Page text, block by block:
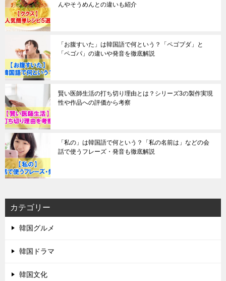
んやそうめんとの違いも紹介
「お腹すいた」は韓国語で何という？「ペゴプダ」と
「ペゴパ」の違いや発音を徹底解説
賢い医師生活の打ち切り理由とは？シリーズ3の製作実現
性や作品への評価から考察
「私の」は韓国語で何という？「私の名前は」などの会
話で使うフレーズ・発音も徹底解説
カテゴリー
韓国グルメ
韓国ドラマ
韓国文化